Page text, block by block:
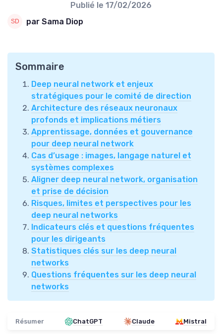
Publié le 17/02/2026
par Sama Diop
Sommaire
Deep neural network et enjeux
stratégiques pour le comité de direction
Architecture des réseaux neuronaux
profonds et implications métiers
Apprentissage, données et gouvernance
pour deep neural network
Cas d’usage : images, langage naturel et
systèmes complexes
Aligner deep neural network, organisation
et prise de décision
Risques, limites et perspectives pour les
deep neural networks
Indicateurs clés et questions fréquentes
pour les dirigeants
Statistiques clés sur les deep neural
networks
Questions fréquentes sur les deep neural
networks
Résumer ChatGPT Claude Mistral